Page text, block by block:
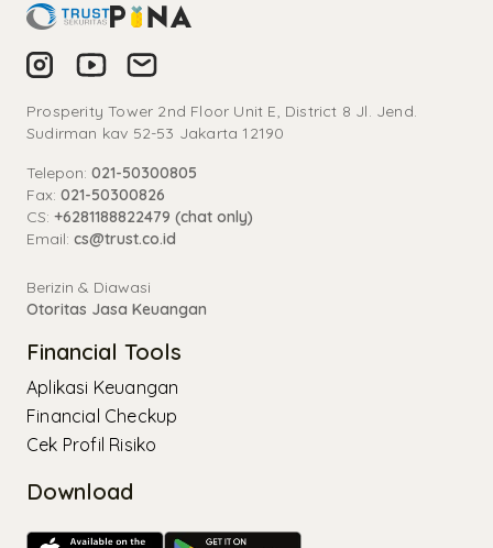
Prosperity Tower 2nd Floor Unit E, District 8 Jl. Jend.
Sudirman kav 52-53 Jakarta 12190
Telepon: 021-50300805
Fax: 021-50300826
CS: +6281188822479 (chat only)
Email: cs@trust.co.id
Berizin & Diawasi
Otoritas Jasa Keuangan
Financial Tools
Aplikasi Keuangan
Financial Checkup
Cek Profil Risiko
Download